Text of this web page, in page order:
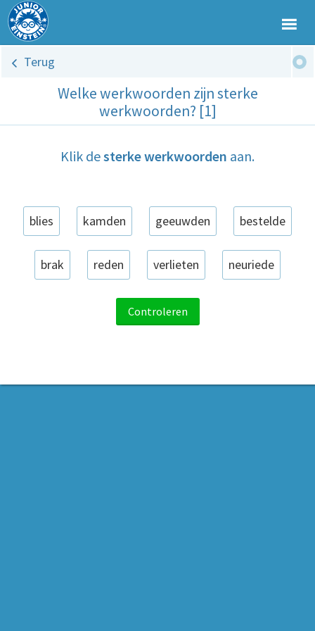
Terug
Welke werkwoorden zijn sterke
werkwoorden? [1]
Klik desterke werkwoorden aan.
blies kamden geeuwden bestelde
brak reden verlieten neuriede